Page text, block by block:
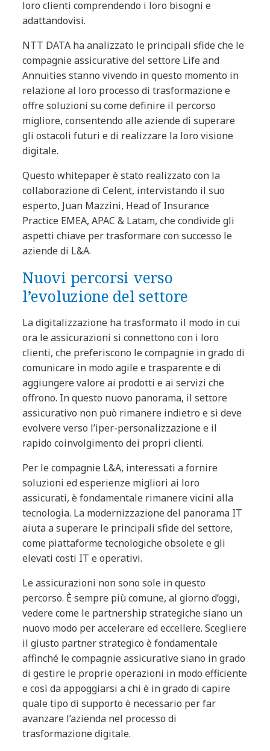
loro clienti comprendendo i loro bisogni e
adattandovisi.
NTT DATA ha analizzato le principali sfide che le
compagnie assicurative del settore Life and
Annuities stanno vivendo in questo momento in
relazione al loro processo di trasformazione e
offre soluzioni su come definire il percorso
migliore, consentendo alle aziende di superare
gli ostacoli futuri e di realizzare la loro visione
digitale.
Questo whitepaper è stato realizzato con la
collaborazione di Celent, intervistando il suo
esperto, Juan Mazzini, Head of Insurance
Practice EMEA, APAC & Latam, che condivide gli
aspetti chiave per trasformare con successo le
aziende di L&A.
Nuovi percorsi verso
l’evoluzione del settore
La digitalizzazione ha trasformato il modo in cui
ora le assicurazioni si connettono con i loro
clienti, che preferiscono le compagnie in grado di
comunicare in modo agile e trasparente e di
aggiungere valore ai prodotti e ai servizi che
offrono. In questo nuovo panorama, il settore
assicurativo non può rimanere indietro e si deve
evolvere verso l’iper-personalizzazione e il
rapido coinvolgimento dei propri clienti.
Per le compagnie L&A, interessati a fornire
soluzioni ed esperienze migliori ai loro
assicurati, è fondamentale rimanere vicini alla
tecnologia. La modernizzazione del panorama IT
aiuta a superare le principali sfide del settore,
come piattaforme tecnologiche obsolete e gli
elevati costi IT e operativi.
Le assicurazioni non sono sole in questo
percorso. È sempre più comune, al giorno d’oggi,
vedere come le partnership strategiche siano un
nuovo modo per accelerare ed eccellere. Scegliere
il giusto partner strategico è fondamentale
affinché le compagnie assicurative siano in grado
di gestire le proprie operazioni in modo efficiente
e così da appoggiarsi a chi è in grado di capire
quale tipo di supporto è necessario per far
avanzare l’azienda nel processo di
trasformazione digitale.